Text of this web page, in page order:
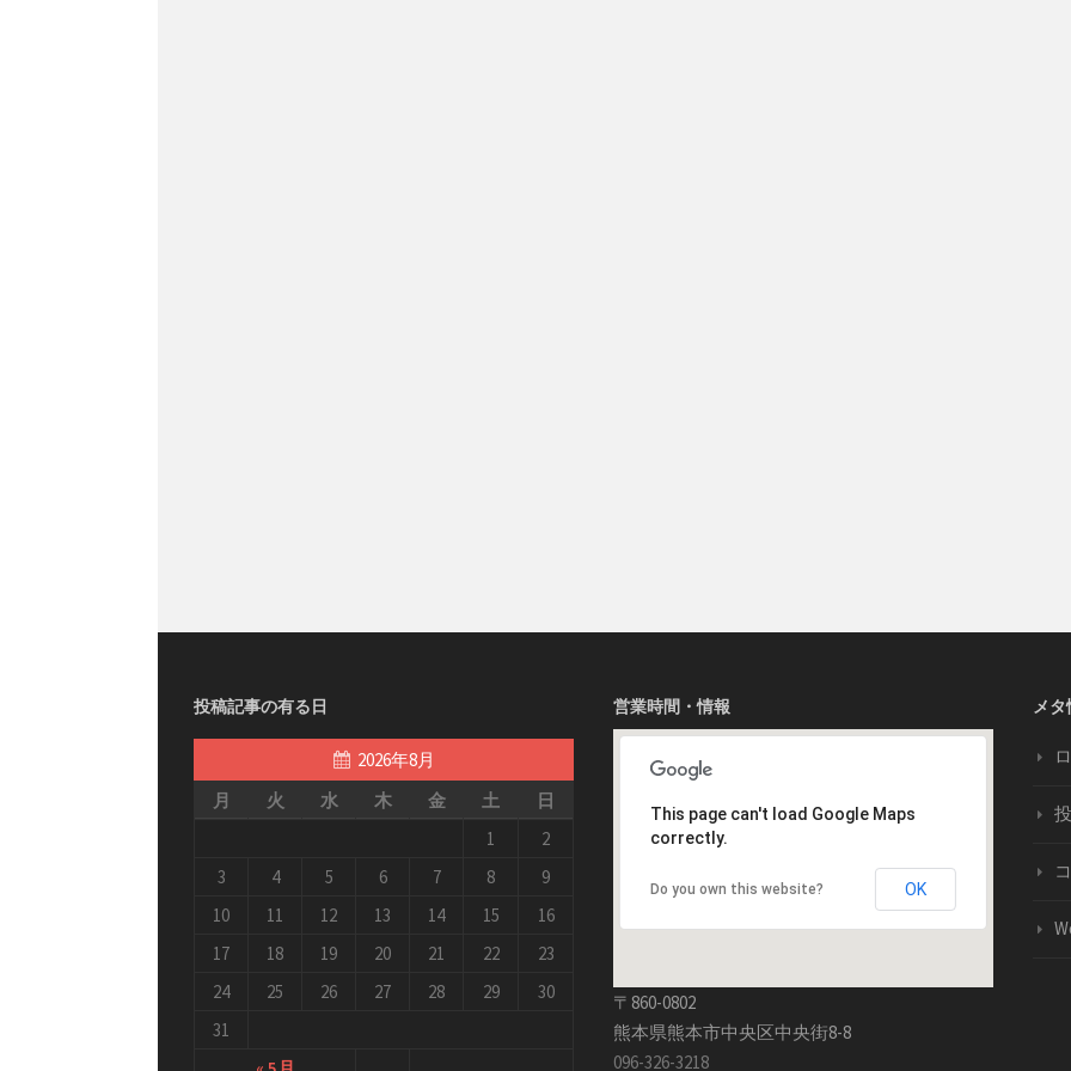
投稿記事の有る日
2026年8月
月
火 水 木 金 土 日
1
2
3
4 5 6 7 8
9
10
11 12 13 14 15
16
17
18 19 20 21 22
23
24
25 26 27 28 29
30
31
営業時間・情報
This page can't load Google Maps
correctly.
Do you own this website? OK
〒860-0802
熊本県熊本市中央区中央街8-8
096-326-3218
メタ